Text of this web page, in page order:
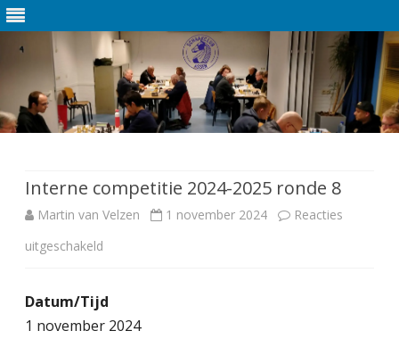
de
inhoud
Interne competitie 2024-2025 ronde 8
Martin van Velzen 1 november 2024
Reacties
uitgeschakeld
o
Datum/Tijd
1 november 2024